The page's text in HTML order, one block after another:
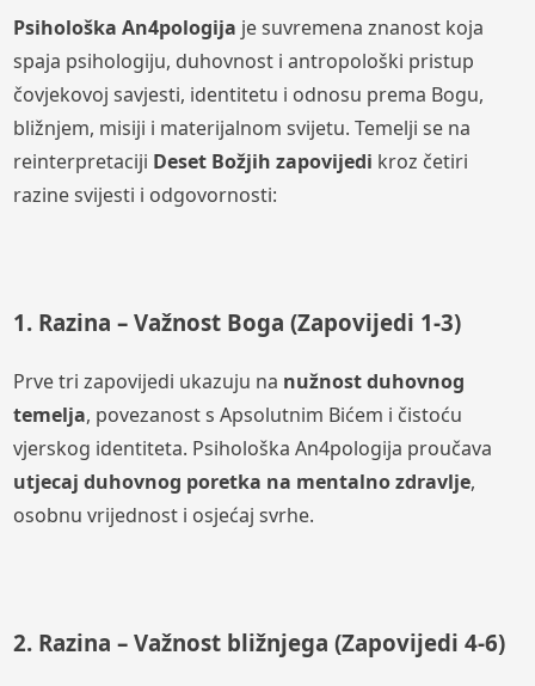
Psihološka An4pologija je suvremena znanost koja
spaja psihologiju, duhovnost i antropološki pristup
čovjekovoj savjesti, identitetu i odnosu prema Bogu,
bližnjem, misiji i materijalnom svijetu. Temelji se na
reinterpretaciji Deset Božjih zapovijedi kroz četiri
razine svijesti i odgovornosti:
1. Razina – Važnost Boga (Zapovijedi 1-3)
Prve tri zapovijedi ukazuju na nužnost duhovnog
temelja, povezanost s Apsolutnim Bićem i čistoću
vjerskog identiteta. Psihološka An4pologija proučava
utjecaj duhovnog poretka na mentalno zdravlje,
osobnu vrijednost i osjećaj svrhe.
2. Razina – Važnost bližnjega (Zapovijedi 4-6)